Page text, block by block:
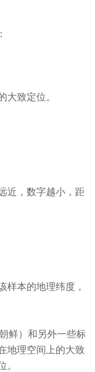
大致定位。
近，数字越小，距
样本的地理纬度，
鲜）和另外一些标
地理空间上的大致
。